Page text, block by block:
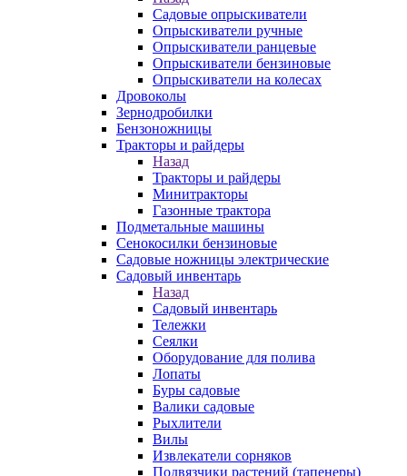
Садовые опрыскиватели
Опрыскиватели ручные
Опрыскиватели ранцевые
Опрыскиватели бензиновые
Опрыскиватели на колесах
Дровоколы
Зернодробилки
Бензоножницы
Тракторы и райдеры
Назад
Тракторы и райдеры
Минитракторы
Газонные трактора
Подметальные машины
Сенокосилки бензиновые
Садовые ножницы электрические
Садовый инвентарь
Назад
Садовый инвентарь
Тележки
Сеялки
Оборудование для полива
Лопаты
Буры садовые
Валики садовые
Рыхлители
Вилы
Извлекатели сорняков
Подвязчики растений (тапенеры)